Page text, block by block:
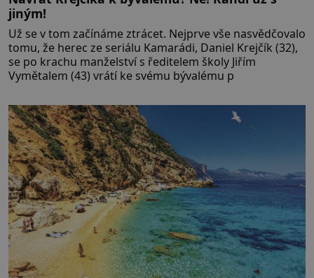
jiným!
Už se v tom začínáme ztrácet. Nejprve vše nasvědčovalo
tomu, že herec ze seriálu Kamarádi, Daniel Krejčík (32),
se po krachu manželství s ředitelem školy Jiřím
Vymětalem (43) vrátí ke svému bývalému p